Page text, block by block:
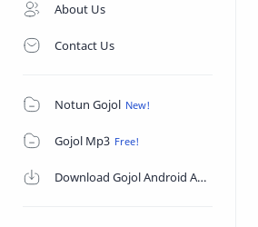
About Us
Contact Us
Notun Gojol
Gojol Mp3
Download Gojol Android App on Google Play Store